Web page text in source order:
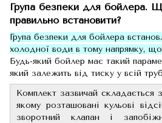
Група безпеки для бойлера.
правильно встановити?
Група безпеки для бойлера
холодної води в тому напрямку,
Будь-який бойлер має такий
який залежить від тиску у всій
Комплект зазвичай складається
якому розташовані кульові
зворотний клапан і